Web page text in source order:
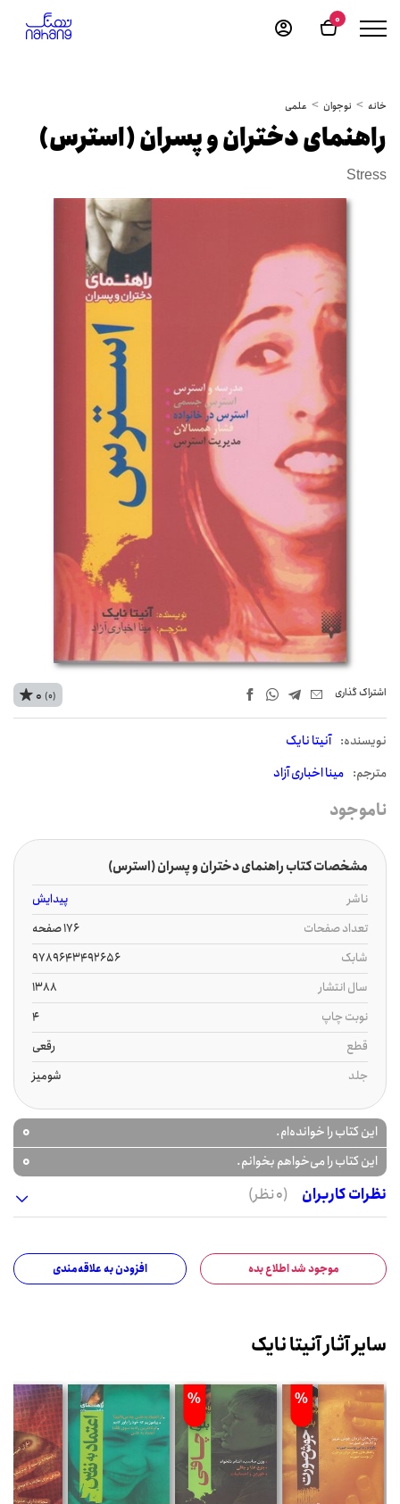
0
خانه نوجوان علمی
راهنمای دختران و پسران (استرس)
Stress
اشتراک‌ گذاری
نويسنده: آنیتا نایک
مترجم: مینا اخباری آزاد
0 (0)
ناموجود
مشخصات کتاب راهنمای دختران و پسران (استرس)
ناشر
پیدایش
تعداد صفحات
176 صفحه
شابک
9789643492656
سال انتشار
1388
نوبت چاپ
4
قطع
رقعی
جلد
شومیز
این کتاب را خوانده‌ام. 0
این کتاب را می‌خواهم بخوانم.
0
نظرات کاربران
(0 نظر)
موجود شد اطلاع بده افزودن به علاقه‌مندی
سایر آثار آنیتا نایک
%
%